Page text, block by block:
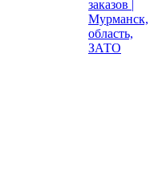
заказов |
Мурманск,
область,
ЗАТО